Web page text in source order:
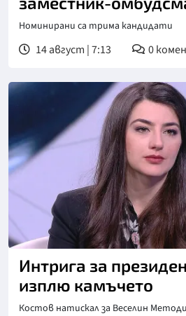
Номинирани са трима кандидати
14 август | 7:13 0
Интрига за
изплю камъчето
Костов натискал за Веселин